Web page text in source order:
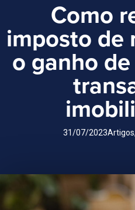
Como
imposto de
o ganho
31/07/2023Artigos,